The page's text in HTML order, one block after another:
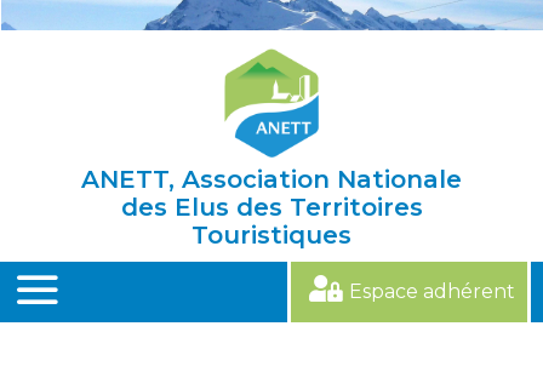
ANETT, Association Nationale
des Elus des Territoires
Touristiques
MENU
Espace adhérent